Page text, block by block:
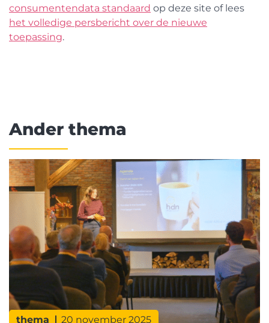
consumentendata standaard op deze site of lees
het volledige persbericht over de nieuwe
toepassing.
Ander thema
thema 20 november 2025